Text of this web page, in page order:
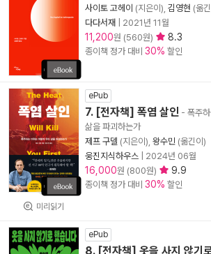
사이토 고헤이 (지은이), 김영현 (옮
다다서재
2021년 11월
11,200원 (560원) 8.3
종이책 정가 대비 30% 할인
미리읽기
ePub
7. [전자책] 폭염 살인 - 폭주
삶을 파괴하는가
제프 구델 (지은이), 왕수민 (옮긴이)
웅진지식하우스
2024년 06월
16,000원 (800원) 9.9
종이책 정가 대비 30% 할인
ePub
8. [전자책] 옷을 사지 않기